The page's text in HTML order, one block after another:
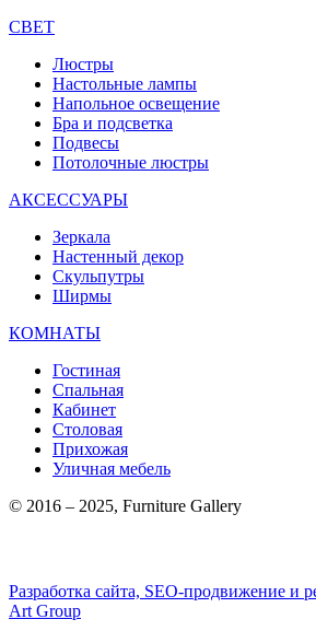
СВЕТ
Люстры
Настольные лампы
Напольное освещение
Бра и подсветка
Подвесы
Потолочные люстры
АКСЕССУАРЫ
Зеркала
Настенный декор
Скульпутры
Ширмы
КОМНАТЫ
Гостиная
Спальная
Кабинет
Столовая
Прихожая
Уличная мебель
© 2016 – 2025, Furniture Gallery
Разработка сайта, SEO-продвижение и
Art Group